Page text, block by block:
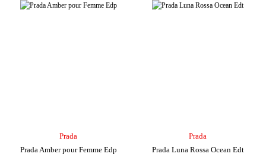
Prada
Prada Amber pour Femme Edp
Prada
Prada Luna Rossa Ocean Edt